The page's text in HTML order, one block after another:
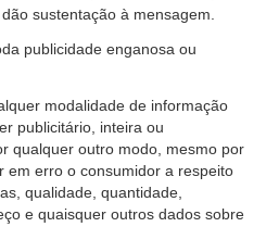
sustentação à mensagem.
publicidade enganosa ou
modalidade de informação
publicitário, inteira ou
qualquer outro modo, mesmo por
em erro o consumidor a respeito
qualidade, quantidade,
e quaisquer outros dados sobre